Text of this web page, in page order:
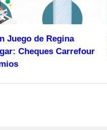
Juego de Regina
Cheques Carrefour